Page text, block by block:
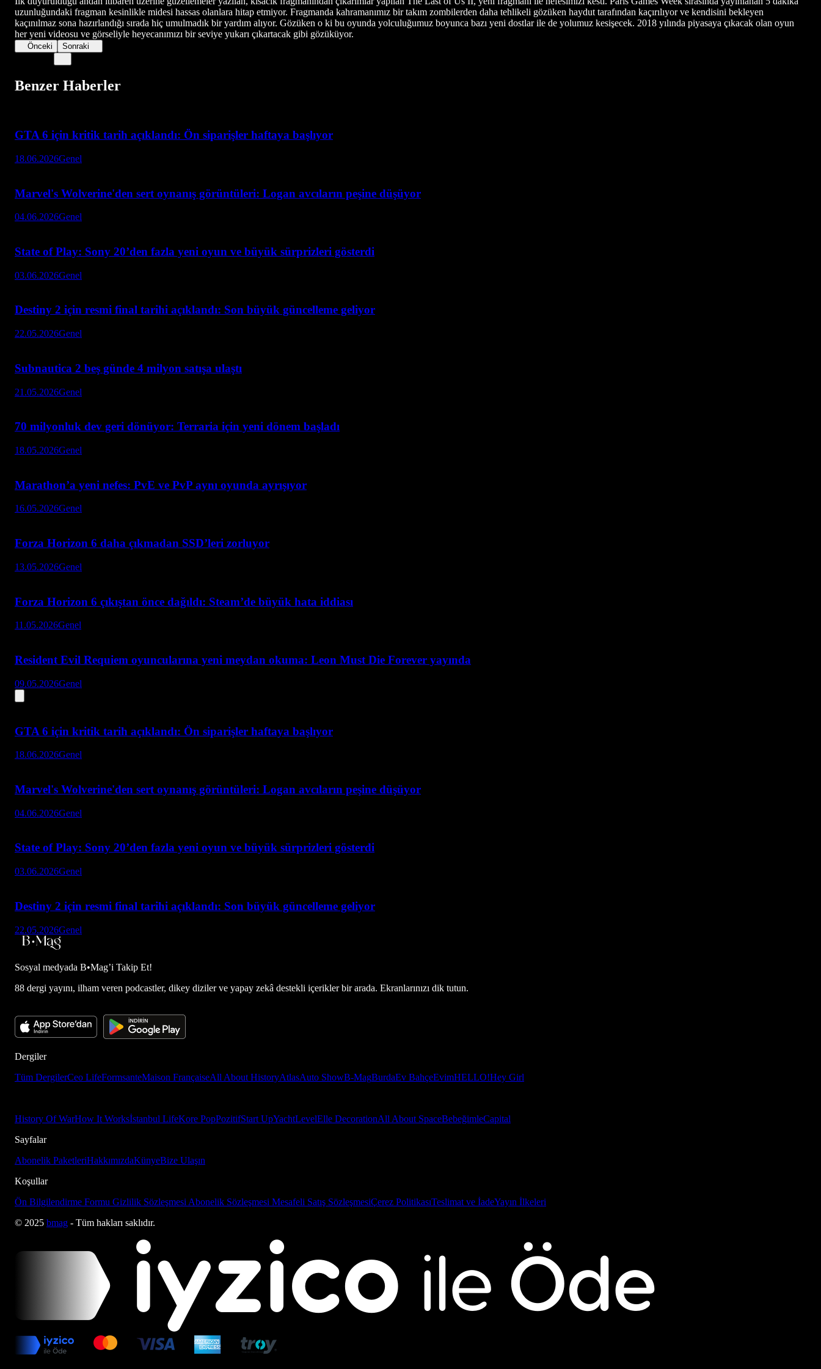
uzunluğundaki fragman kesinlikle midesi hassas olanlara hitap etmiyor. Fragmanda kahramanımız bir takım zombilerden daha tehlikeli gözüken haydut tarafından kaçırılıyor ve kendisini bekleyen
kaçınılmaz sona hazırlandığı sırada hiç umulmadık bir yardım alıyor. Gözüken o ki bu oyunda yolculuğumuz boyunca bazı yeni dostlar ile de yolumuz kesişecek. 2018 yılında piyasaya çıkacak olan oyun
her yeni videosu ve görseliyle heyecanımızı bir seviye yukarı çıkartacak gibi gözüküyor.
Önceki Sonraki
Benzer Haberler
GTA 6 için kritik tarih açıklandı: Ön siparişler haftaya başlıyor
18.06.2026Genel
Marvel's Wolverine'den sert oynanış görüntüleri: Logan avcıların peşine düşüyor
04.06.2026Genel
State of Play: Sony 20’den fazla yeni oyun ve büyük sürprizleri gösterdi
03.06.2026Genel
Destiny 2 için resmi final tarihi açıklandı: Son büyük güncelleme geliyor
22.05.2026Genel
Subnautica 2 beş günde 4 milyon satışa ulaştı
21.05.2026Genel
70 milyonluk dev geri dönüyor: Terraria için yeni dönem başladı
18.05.2026Genel
Marathon’a yeni nefes: PvE ve PvP aynı oyunda ayrışıyor
16.05.2026Genel
Forza Horizon 6 daha çıkmadan SSD’leri zorluyor
13.05.2026Genel
Forza Horizon 6 çıkıştan önce dağıldı: Steam’de büyük hata iddiası
11.05.2026Genel
Resident Evil Requiem oyuncularına yeni meydan okuma: Leon Must Die Forever yayında
09.05.2026Genel
GTA 6 için kritik tarih açıklandı: Ön siparişler haftaya başlıyor
18.06.2026Genel
Marvel's Wolverine'den sert oynanış görüntüleri: Logan avcıların peşine düşüyor
04.06.2026Genel
State of Play: Sony 20’den fazla yeni oyun ve büyük sürprizleri gösterdi
03.06.2026Genel
Destiny 2 için resmi final tarihi açıklandı: Son büyük güncelleme geliyor
22.05.2026Genel
Sosyal medyada B•Mag’i Takip Et!
88 dergi yayını, ilham veren podcastler, dikey diziler ve yapay zekâ destekli içerikler bir arada. Ekranlarınızı dik tutun.
Dergiler
Tüm DergilerCeo LifeFormsanteMaison FrançaiseAll About HistoryAtlasAuto ShowB-MagBurdaEv BahçeEvimHELLO!Hey Girl
History Of WarHow It Worksİstanbul LifeKore PopPozitifStart UpYachtLevelElle DecorationAll About SpaceBebeğimleCapital
Sayfalar
Abonelik PaketleriHakkımızdaKünyeBize Ulaşın
Koşullar
Ön Bilgilendirme Formu Gizlilik Sözleşmesi Abonelik Sözleşmesi Mesafeli Satış SözleşmesiÇerez PolitikasıTeslimat ve İadeYayın İlkeleri
© 2025 bmag - Tüm hakları saklıdır.